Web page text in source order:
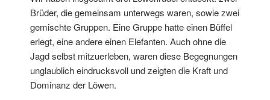
Brüder, die gemeinsam unterwegs waren, sowie zwei
gemischte Gruppen. Eine Gruppe hatte einen Büffel
erlegt, eine andere einen Elefanten. Auch ohne die
Jagd selbst mitzuerleben, waren diese Begegnungen
unglaublich eindrucksvoll und zeigten die Kraft und
Dominanz der Löwen.